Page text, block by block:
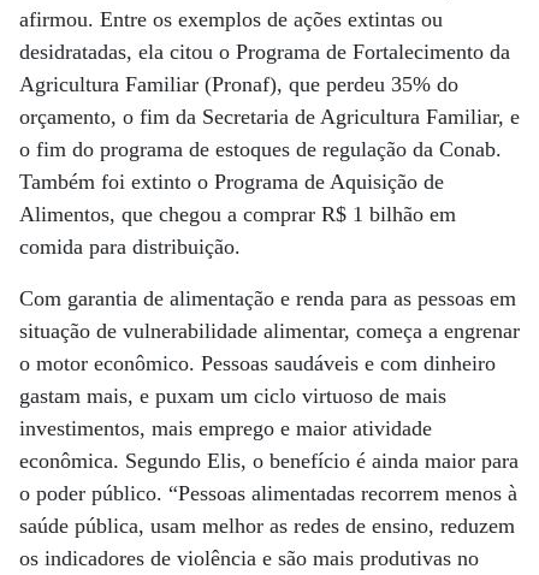
afirmou. Entre os exemplos de ações extintas ou
desidratadas, ela citou o Programa de Fortalecimento da
Agricultura Familiar (Pronaf), que perdeu 35% do
orçamento, o fim da Secretaria de Agricultura Familiar, e
o fim do programa de estoques de regulação da Conab.
Também foi extinto o Programa de Aquisição de
Alimentos, que chegou a comprar R$ 1 bilhão em
comida para distribuição.
Com garantia de alimentação e renda para as pessoas em
situação de vulnerabilidade alimentar, começa a engrenar
o motor econômico. Pessoas saudáveis e com dinheiro
gastam mais, e puxam um ciclo virtuoso de mais
investimentos, mais emprego e maior atividade
econômica. Segundo Elis, o benefício é ainda maior para
o poder público. “Pessoas alimentadas recorrem menos à
saúde pública, usam melhor as redes de ensino, reduzem
os indicadores de violência e são mais produtivas no